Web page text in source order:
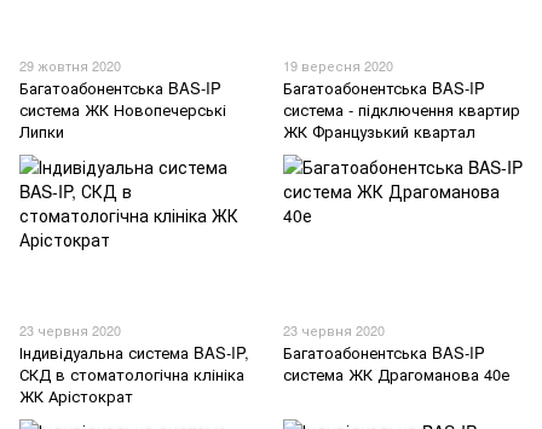
29 жовтня 2020
Багатоабонентська BAS-IP
система ЖК Новопечерські
Липки
19 вересня 2020
Багатоабонентська BAS-IP
система - підключення квартир
ЖК Французький квартал
23 червня 2020
Індивідуальна система BAS-IP,
СКД в стоматологічна клініка
ЖК Арістократ
23 червня 2020
Багатоабонентська BAS-IP
система ЖК Драгоманова 40е